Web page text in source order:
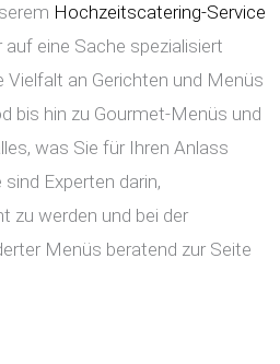
Hochzeitscatering-Service
eine Sache spezialisiert
Vielfalt an Gerichten und Menüs
bis hin zu Gourmet-Menüs und
was Sie für Ihren Anlass
Experten darin,
zu werden und bei der
Menüs beratend zur Seite